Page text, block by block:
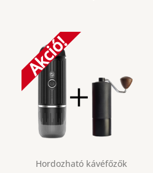
Hordozható kávéfőzők
Akció!